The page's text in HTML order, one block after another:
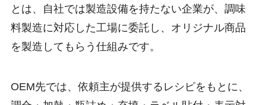
とは、自社では製造設備を持たない企業が、調味
料製造に対応した工場に委託し、オリジナル商品
を製造してもらう仕組みです。
OEM先では、依頼主が提供するレシピをもとに、